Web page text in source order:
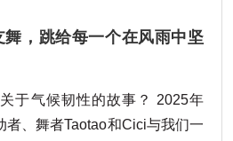
舞，跳给每一个在风雨中坚
于气候韧性的故事？ 2025年
者、舞者Taotao和Cici与我们一